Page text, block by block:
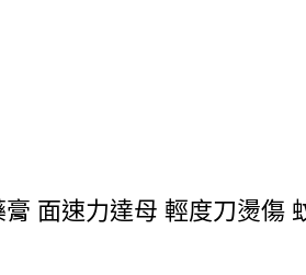
面速力達母 輕度刀燙傷